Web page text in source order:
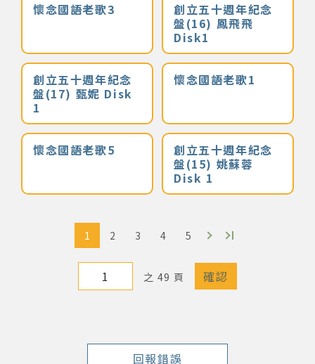
懷念國語老歌3
創立五十週年紀念
盤(16) 鳳飛飛
Disk1
創立五十週年紀念
盤(17) 甄妮 Disk
1
懷念國語老歌1
懷念國語老歌5
創立五十週年紀念
盤(15) 姚蘇蓉
Disk 1
1 2 3 4 5
之 49 頁
回報錯誤
組織協會
曲目統計表
臺北流行音樂中心
隱私權保護政策